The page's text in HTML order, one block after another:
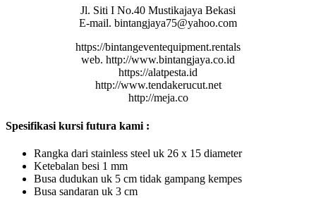
Jl. Siti I No.40 Mustikajaya Bekasi
E-mail. bintangjaya75@yahoo.com
https://bintangeventequipment.rentals
web. http://www.bintangjaya.co.id
https://alatpesta.id
http://www.tendakerucut.net
http://meja.co
Spesifikasi kursi futura kami :
Rangka dari stainless steel uk 26 x 15 diameter
Ketebalan besi 1 mm
Busa dudukan uk 5 cm tidak gampang kempes
Busa sandaran uk 3 cm